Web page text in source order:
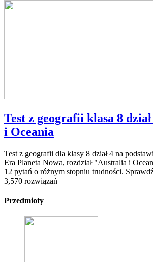
Test z geografii klasa 8
i Oceania
Test z geografii dla klasy 8 dział 4 na
Era Planeta Nowa, rozdział "Australia i
12 pytań o różnym stopniu trudności.
3,570 rozwiązań
Przedmioty